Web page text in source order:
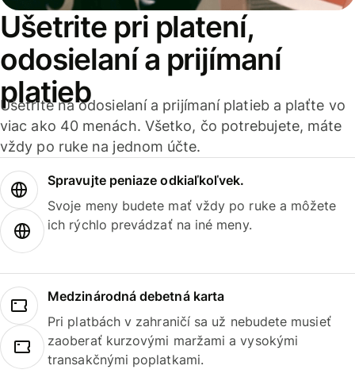
Ušetrite pri platení,
odosielaní a prijímaní
platieb
Ušetrite na odosielaní a prijímaní platieb a plaťte vo
viac ako 40 menách. Všetko, čo potrebujete, máte
vždy po ruke na jednom účte.
Spravujte peniaze odkiaľkoľvek.
Svoje meny budete mať vždy po ruke a môžete
ich rýchlo prevádzať na iné meny.
Medzinárodná debetná karta
Pri platbách v zahraničí sa už nebudete musieť
zaoberať kurzovými maržami a vysokými
transakčnými poplatkami.